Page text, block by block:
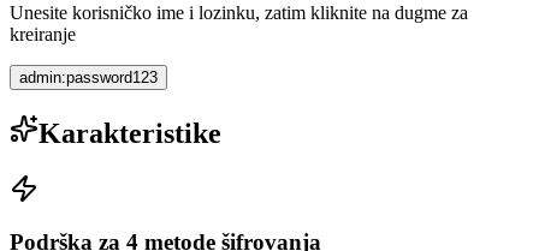
Unesite korisničko ime i lozinku, zatim kliknite na dugme za
kreiranje
admin:password123
Karakteristike
Podrška za 4 metode šifrovanja